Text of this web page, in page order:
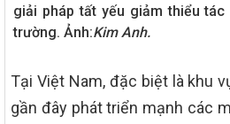
giải pháp tất yếu giảm thiểu
trường. Ảnh:Kim Anh.
Tại Việt Nam, đặc biệt là khu
gần đây phát triển mạnh các